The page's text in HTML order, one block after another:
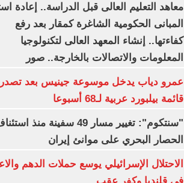
معاهد التعليم العالى قبل الدراسة.. إعادة
المبانى الحكومية الشاغرة كمقار بعد رفع
كفاءتها.. إنشاء المعهد العالى لتكنولوجيا
المعلومات والاتصالات بالخارجة.. صور
عمرو دياب يدخل موسوعة جينيس بعد
قائمة بيلبورد عربية لـ68 أسبوعا
"سنتكوم": تغيير مسار 49 سفينة منذ
الحصار البحري على موانئ إيران
الاحتلال الإسرائيلي يوسع حملات الدهم